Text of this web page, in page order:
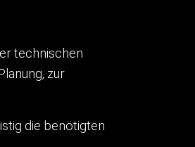
technischen
zur
die benötigten